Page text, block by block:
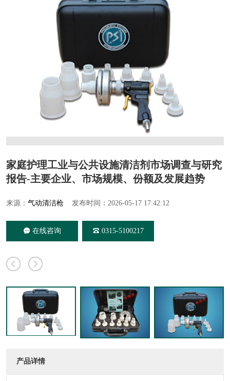
家庭护理工业与公共设施清洁剂市场调查与研究
报告-主要企业、市场规模、份额及发展趋势
来源： 气动清洁枪 发布时间：2026-05-17 17:42:12
在线咨询 0315-5100217
产品详情